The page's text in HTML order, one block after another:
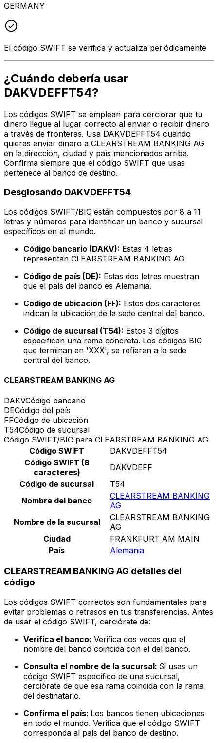
GERMANY
El código SWIFT se verifica y actualiza periódicamente
¿Cuándo debería usar
DAKVDEFFT54?
Los códigos SWIFT se emplean para cerciorar que tu
dinero llegue al lugar correcto al enviar o recibir dinero
a través de fronteras. Usa DAKVDEFFT54 cuando
quieras enviar dinero a CLEARSTREAM BANKING AG
en la dirección, ciudad y país mencionados arriba.
Confirma siempre que el código SWIFT que usas
pertenece al banco de destino.
Desglosando DAKVDEFFT54
Los códigos SWIFT/BIC están compuestos por 8 a 11
letras y números para identificar un banco y sucursal
específicos en el mundo.
Código bancario (DAKV): Estas 4 letras
representan CLEARSTREAM BANKING AG
Código de país (DE): Estas dos letras muestran
que el país del banco es Alemania.
Código de ubicación (FF): Estos dos caracteres
indican la ubicación de la sede central del banco.
Código de sucursal (T54): Estos 3 dígitos
especifican una rama concreta. Los códigos BIC
que terminan en 'XXX', se refieren a la sede
central del banco.
CLEARSTREAM BANKING AG
DAKVCódigo bancario
DECódigo del país
FFCódigo de ubicación
T54Código de sucursal
Código SWIFT/BIC para CLEARSTREAM BANKING AG
Código SWIFT
DAKVDEFFT54
Código SWIFT (8
caracteres)
DAKVDEFF
Código de sucursal
T54
Nombre del banco
CLEARSTREAM BANKING
AG
Nombre de la sucursal
CLEARSTREAM BANKING
AG
Ciudad
FRANKFURT AM MAIN
País
Alemania
CLEARSTREAM BANKING AG detalles del
código
Los códigos SWIFT correctos son fundamentales para
evitar problemas o retrasos en tus transferencias. Antes
de usar el código SWIFT, cerciórate de:
Verifica el banco: Verifica dos veces que el
nombre del banco coincida con el del banco.
Consulta el nombre de la sucursal: Si usas un
código SWIFT específico de una sucursal,
cerciórate de que esa rama coincida con la rama
del destinatario.
Confirma el país: Los bancos tienen ubicaciones
en todo el mundo. Verifica que el código SWIFT
corresponda al país del banco de destino.